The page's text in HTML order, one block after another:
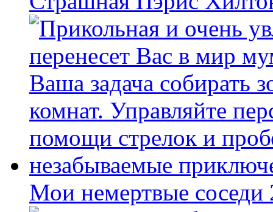
Мои немертвые